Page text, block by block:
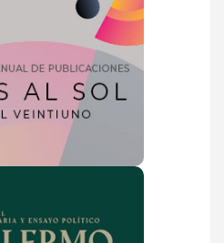
la UACJ invita
interesados ​​en
libro de NOVELA,
a participar en